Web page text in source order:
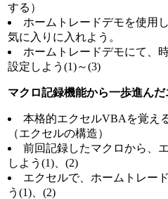
する）
ホームトレードデモを使用
気に入りに入れよう。
ホームトレードデモにて、
設定しよう(1)～(3)
マクロ記録機能から一歩進ん
本格的エクセルVBAを覚え
（エクセルの構造）
前回記録したマクロから、
しよう(1)、(2)
エクセルで、ホームトレー
う(1)、(2)